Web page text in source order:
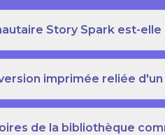
Story Spark est-elle
imprimée reliée
de la bibliothèque